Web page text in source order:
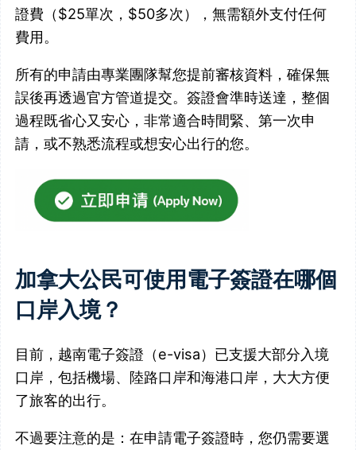
證費（$25單次，$50多次），無需額外支付任何
費用。
所有的申請由專業團隊幫您提前審核資料，確保無
誤後再透過官方管道提交。簽證會準時送達，整個
過程既省心又安心，非常適合時間緊、第一次申
請，或不熟悉流程或想安心出行的您。
加拿大公民可使用電子簽證在哪個
口岸入境？
目前，越南電子簽證（e-visa）已支援大部分入境
口岸，包括機場、陸路口岸和海港口岸，大大方便
了旅客的出行。
不過要注意的是：在申請電子簽證時，您仍需要選